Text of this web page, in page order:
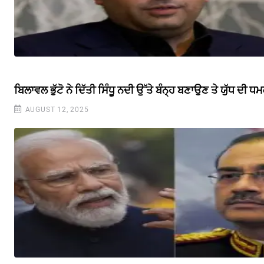
ਬਿਲਾਵਲ ਭੁੱਟੋ ਨੇ ਦਿੱਤੀ ਸਿੰਧੂ ਨਦੀ ਉੱਤੇ ਬੰਨ੍ਹ ਬਣਾਉਣ ਤੇ ਯੁੱਧ ਦੀ
AUGUST 12, 2025